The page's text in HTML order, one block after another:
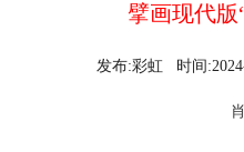
擘画现代版
发布:彩虹 时间